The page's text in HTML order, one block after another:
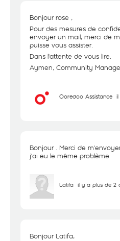
Bonjour rose ,
Pour des mesures de
envoyer un mail, merci de
puisse vous assister.
Dans l'attente de vous lire.
Aymen, Community
Ooredoo Assistance
Bonjour . Merci de
j'ai eu le même problème
Latifa il y a plus de 2
Bonjour Latifa,